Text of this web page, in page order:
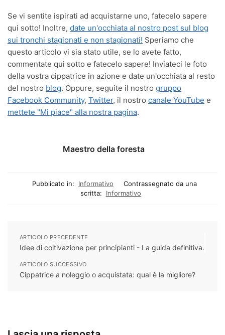
Se vi sentite ispirati ad acquistarne uno, fatecelo sapere
qui sotto! Inoltre, date un'occhiata al nostro post sul blog
sui tronchi stagionati e non stagionati! Speriamo che
questo articolo vi sia stato utile, se lo avete fatto,
commentate qui sotto e fatecelo sapere! Inviateci le foto
della vostra cippatrice in azione e date un'occhiata al resto
del nostro blog. Oppure, seguite il nostro gruppo
Facebook Community, Twitter, il nostro canale YouTube e
mettete "Mi piace" alla nostra pagina.
Maestro della foresta
Pubblicato in: Informativo
Contrassegnato da una
scritta:
Informativo
ARTICOLO PRECEDENTE
Idee di coltivazione per principianti - La guida definitiva.
ARTICOLO SUCCESSIVO
Cippatrice a noleggio o acquistata: qual è la migliore?